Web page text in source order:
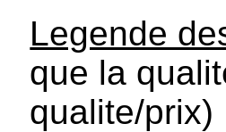
Legende
que la
qualite/prix)